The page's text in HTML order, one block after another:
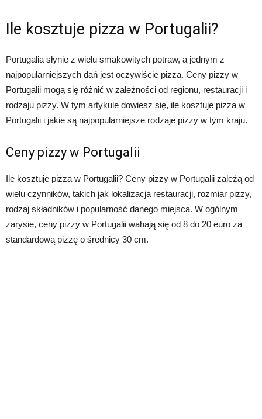
Ile kosztuje pizza w Portugalii?
Portugalia słynie z wielu smakowitych potraw, a jednym z
najpopularniejszych dań jest oczywiście pizza. Ceny pizzy w
Portugalii mogą się różnić w zależności od regionu, restauracji i
rodzaju pizzy. W tym artykule dowiesz się, ile kosztuje pizza w
Portugalii i jakie są najpopularniejsze rodzaje pizzy w tym kraju.
Ceny pizzy w Portugalii
Ile kosztuje pizza w Portugalii? Ceny pizzy w Portugalii zależą od
wielu czynników, takich jak lokalizacja restauracji, rozmiar pizzy,
rodzaj składników i popularność danego miejsca. W ogólnym
zarysie, ceny pizzy w Portugalii wahają się od 8 do 20 euro za
standardową pizzę o średnicy 30 cm.